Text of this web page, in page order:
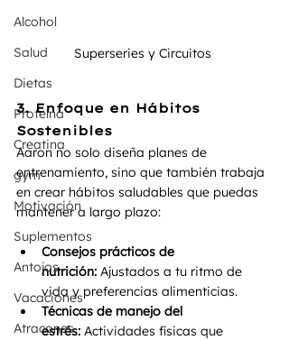
Alcohol
Salud
Dietas
Proteína
Creatina
gym
Motivación
Suplementos
Antojos
Vacaciones
Atracones
Superseries y Circuitos
3. Enfoque en Hábitos
Sostenibles
Aaron no solo diseña planes de
entrenamiento, sino que también trabaja
en crear hábitos saludables que puedas
mantener a largo plazo:
Consejos prácticos de
nutrición: Ajustados a tu ritmo de
vida y preferencias alimenticias.
Técnicas de manejo del
estrés: Actividades físicas que